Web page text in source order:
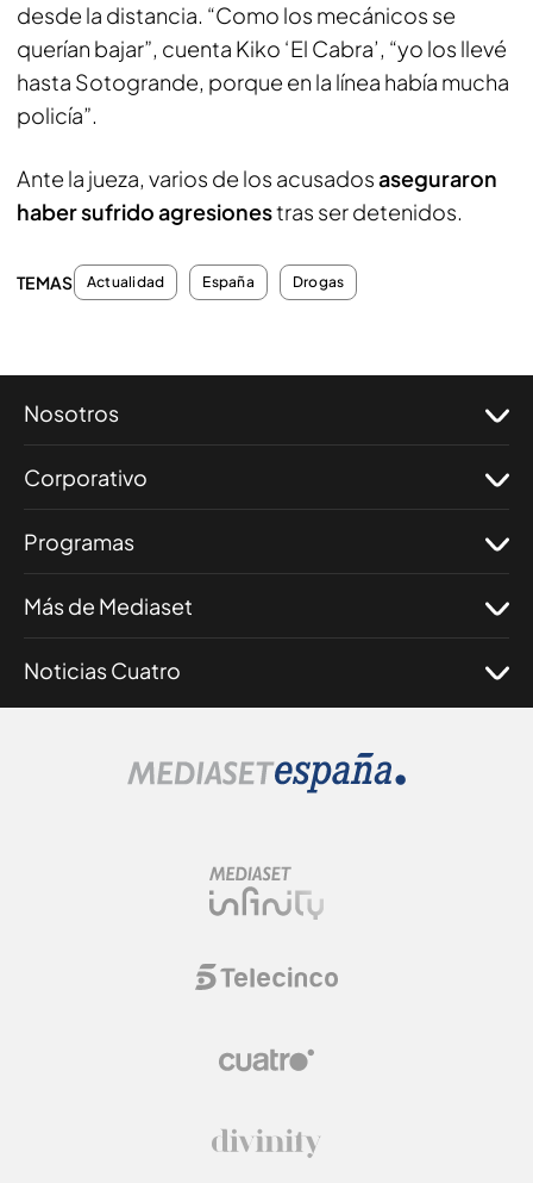
desde la distancia. “Como los mecánicos se
querían bajar”, cuenta Kiko ‘El Cabra’, “yo los llevé
hasta Sotogrande, porque en la línea había mucha
policía”.
Ante la jueza, varios de los acusadosaseguraron
haber sufrido agresionestras ser detenidos.
TEMAS Actualidad España Drogas
Nosotros
Corporativo
Programas
Más de Mediaset
Noticias Cuatro